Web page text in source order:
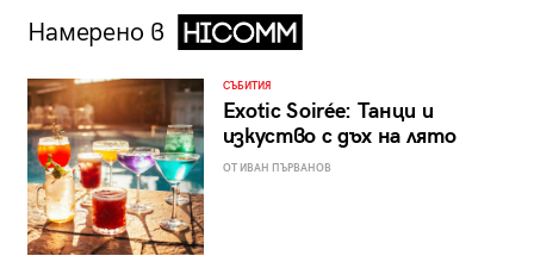
Намерено в
СЪБИТИЯ
Exotic Soirée: Танци и
изкуство с дъх на лято
ОТ ИВАН ПЪРВАНОВ